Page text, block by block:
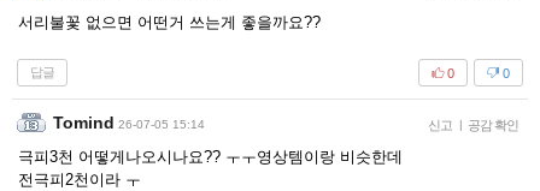
서리불꽃 없으면 어떤거 쓰는게 좋을까요??
답글 0
0
Tomind 26-07-05 15:14 신고 | 공감 확인
극피3천 어떻게나오시나요?? ㅜㅜ영상템이랑 비슷한데
전극피2천이라 ㅜ